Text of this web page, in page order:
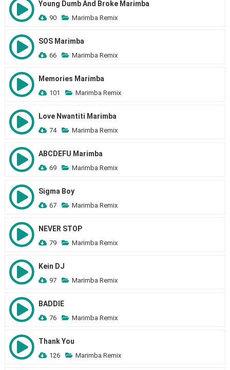
Young Dumb And Broke Marimba
90 Marimba Remix
SOS Marimba
66 Marimba Remix
Memories Marimba
101 Marimba Remix
Love Nwantiti Marimba
74 Marimba Remix
ABCDEFU Marimba
69 Marimba Remix
Sigma Boy
67 Marimba Remix
NEVER STOP
79 Marimba Remix
Kein DJ
97 Marimba Remix
BADDIE
76 Marimba Remix
Thank You
126 Marimba Remix